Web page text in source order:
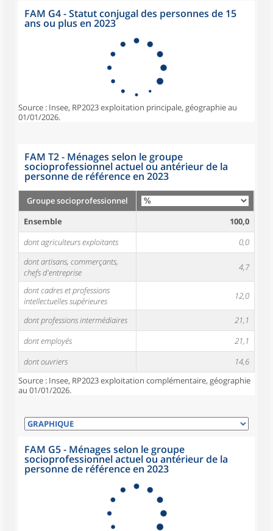
FAM G4 - Statut conjugal des personnes de 15
ans ou plus en 2023
Source : Insee, RP2023 exploitation principale, géographie au
01/01/2026.
FAM T2 - Ménages selon le groupe
socioprofessionnel actuel ou antérieur de la
personne de référence en 2023
Groupe socioprofessionnel
Ensemble
100,0
dont agriculteurs exploitants
0,0
dont artisans, commerçants,
chefs d'entreprise
4,7
dont cadres et professions
intellectuelles supérieures
12,0
dont professions intermédiaires
21,1
dont employés
21,1
dont ouvriers
14,6
Source : Insee, RP2023 exploitation complémentaire, géographie
au 01/01/2026.
FAM G5 - Ménages selon le groupe
socioprofessionnel actuel ou antérieur de la
personne de référence en 2023